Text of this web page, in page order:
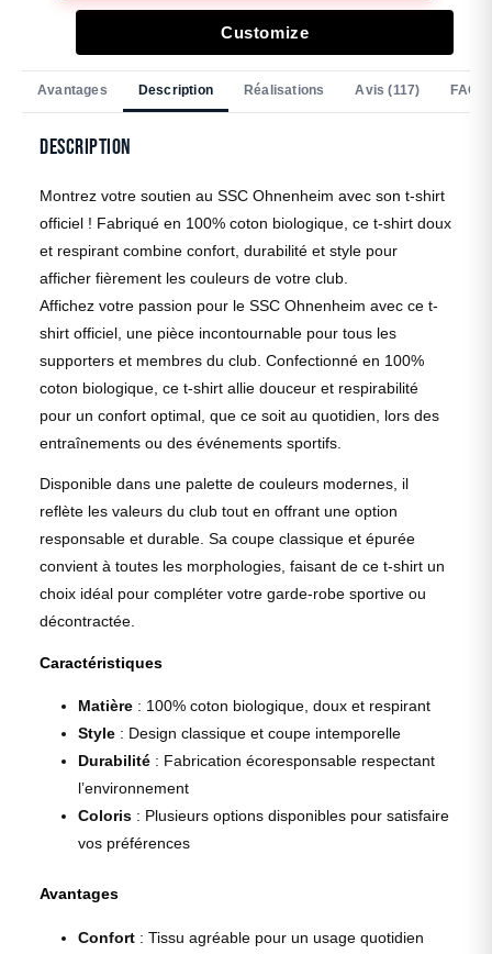
Customize
Avantages Description Réalisations Avis (117) FAQ
Description
Montrez votre soutien au SSC Ohnenheim avec son t-shirt
officiel ! Fabriqué en 100% coton biologique, ce t-shirt doux
et respirant combine confort, durabilité et style pour
afficher fièrement les couleurs de votre club.
Affichez votre passion pour le SSC Ohnenheim avec ce t-
shirt officiel, une pièce incontournable pour tous les
supporters et membres du club. Confectionné en 100%
coton biologique, ce t-shirt allie douceur et respirabilité
pour un confort optimal, que ce soit au quotidien, lors des
entraînements ou des événements sportifs.
Disponible dans une palette de couleurs modernes, il
reflète les valeurs du club tout en offrant une option
responsable et durable. Sa coupe classique et épurée
convient à toutes les morphologies, faisant de ce t-shirt un
choix idéal pour compléter votre garde-robe sportive ou
décontractée.
Caractéristiques
Matière : 100% coton biologique, doux et respirant
Style : Design classique et coupe intemporelle
Durabilité : Fabrication écoresponsable respectant
l’environnement
Coloris : Plusieurs options disponibles pour satisfaire
vos préférences
Avantages
Confort : Tissu agréable pour un usage quotidien